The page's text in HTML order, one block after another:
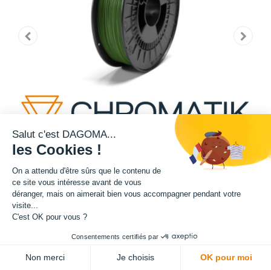
Cette bobine de teinte verte est disponible en format 750g.
Diamètre : 1.75 mm
Salut c'est DAGOMA...
les Cookies !
On a attendu d'être sûrs que le contenu de
ce site vous intéresse avant de vous
déranger, mais on aimerait bien vous accompagner pendant votre
visite...
C'est OK pour vous ?
Consentements certifiés par
Non merci Je choisis OK pour moi